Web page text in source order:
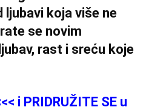
koja više ne
se novim
rast i sreću koje
i PRIDRUŽITE SE u